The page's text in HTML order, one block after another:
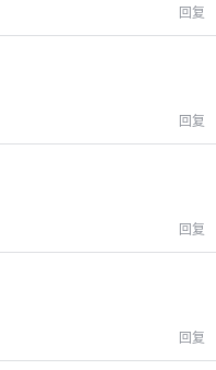
回复
回复
回复
回复